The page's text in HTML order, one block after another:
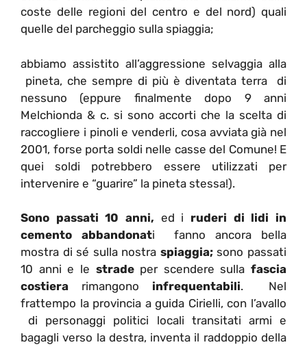
coste delle regioni del centro e del nord) quali
quelle del parcheggio sulla spiaggia;
abbiamo assistito all’aggressione selvaggia alla
pineta, che sempre di più è diventata terra di
nessuno (eppure finalmente dopo 9 anni
Melchionda & c. si sono accorti che la scelta di
raccogliere i pinoli e venderli, cosa avviata già nel
2001, forse porta soldi nelle casse del Comune! E
quei soldi potrebbero essere utilizzati per
intervenire e “guarire” la pineta stessa!).
Sono passati 10 anni, ed i ruderi di lidi in
cemento abbandonati fanno ancora bella
mostra di sé sulla nostra spiaggia;sono passati
10 anni e le stradeper scendere sulla fascia
costiera rimangono infrequentabili. Nel
frattempo la provincia a guida Cirielli, con l’avallo
di personaggi politici locali transitati armi e
bagagli verso la destra, inventa il raddoppio della